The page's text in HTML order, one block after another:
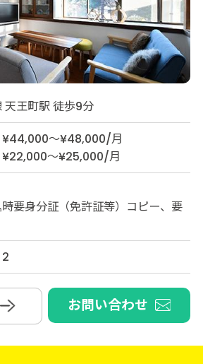
天王町駅 徒歩9分
¥44,000～¥48,000/月
¥22,000～¥25,000/月
要身分証（免許証等）コピー、要
お問い合わせ